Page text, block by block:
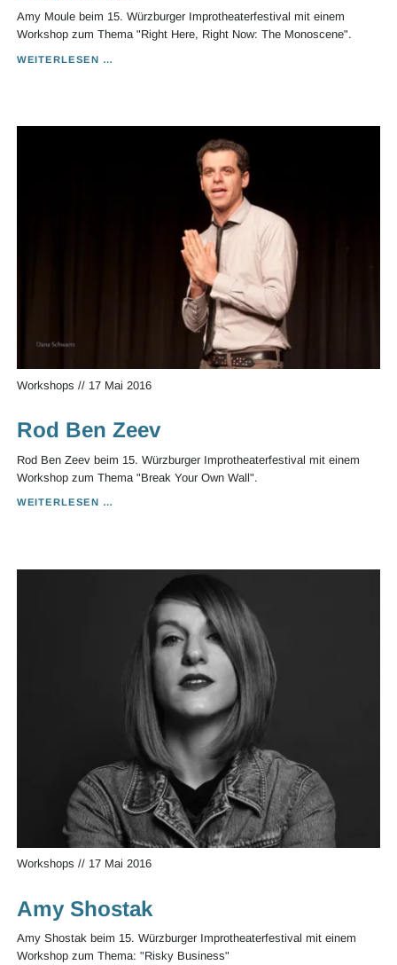
Amy Moule beim 15. Würzburger Improtheaterfestival mit einem
Workshop zum Thema "Right Here, Right Now: The Monoscene".
WEITERLESEN …
Workshops // 17 Mai 2016
Rod Ben Zeev
Rod Ben Zeev beim 15. Würzburger Improtheaterfestival mit einem
Workshop zum Thema "Break Your Own Wall".
WEITERLESEN …
Workshops // 17 Mai 2016
Amy Shostak
Amy Shostak beim 15. Würzburger Improtheaterfestival mit einem
Workshop zum Thema: "Risky Business"